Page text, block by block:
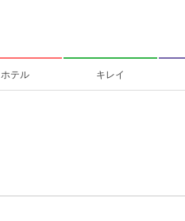
ホテル キレイ